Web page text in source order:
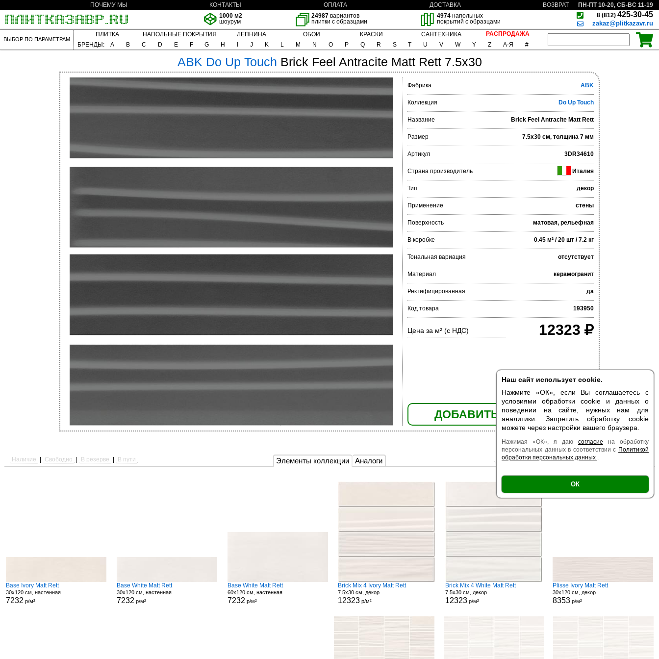
Наш сайт использует cookie.
Нажмите «ОК», если Вы соглашаетесь с
условиями обработки cookie и данных о
поведении на сайте, нужных нам для
аналитики. Запретить обработку cookie
можете через настройки вашего браузера.
Нажимая «ОК», я даю согласие на обработку
персональных данных в соответствии с Политикой
обработки персональных данных .
ОК
ПОЧЕМУ МЫ КОНТАКТЫ ОПЛАТА ДОСТАВКА ВОЗВРАТ
ПН-ПТ 10-20, СБ-ВС 11-19
1000 м2
шоурум
24987 вариантов
плитки с образцами
4974напольных
покрытий с образцами
8 (812) 425-30-45
zakaz@plitkazavr.ru
ВЫБОР ПО ПАРАМЕТРАМ
ПЛИТКА НАПОЛЬНЫЕ ПОКРЫТИЯ ЛЕПНИНА ОБОИ КРАСКИ САНТЕХНИКА
РАСПРОДАЖА
БРЕНДЫ:
A B C D E F G H J K L M N O P Q R S T U V W Y Z А-Я #
ABK Do Up Touch Brick Feel Antracite Matt Rett 7.5x30
Фабрика ABK
Коллекция Do Up Touch
Название Brick Feel Antracite Matt Rett
Размер 7.5x30 см, толщина 7 мм
Артикул 3DR34610
Страна производитель Италия
Тип декор
Применение стены
Поверхность матовая, рельефная
В коробке 0.45 м² / 20 шт / 7.2 кг
Тональная вариация отсутствует
Материал керамогранит
Ректифицированная да
Код товара 193950
Цена за м² (с НДС) 12323
ДОБАВИТЬ В КОРЗИНУ
Элементы коллекции Аналоги
Наличие Свободно В резерве В пути Есть образец | Поверхность |
Base Ivory Matt Rett
30x120 см, настенная
7232 р/м²
Base White Matt Rett
30x120 см, настенная
7232 р/м²
Base White Matt Rett
60x120 см, настенная
7232 р/м²
Brick Mix 4 Ivory Matt Rett
7.5x30 см, декор
12323 р/м²
Brick Mix 4 White Matt Rett
7.5x30 см, декор
12323 р/м²
Plisse Ivory Matt Rett
30x120 см, декор
8353 р/м²